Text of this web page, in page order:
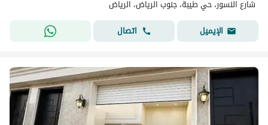
شارع النسور، حي طيبة، جنوب الرياض، الرياض
الإيميل
اتصال